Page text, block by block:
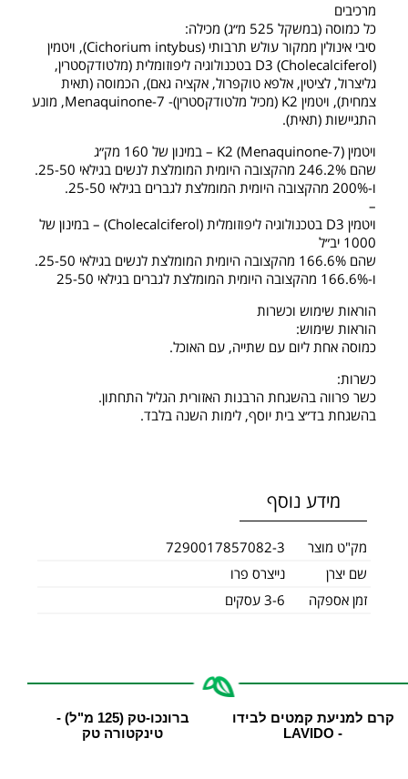
מרכיבים
כל כמוסה (במשקל 525 מ״ג) מכילה:
סיבי אינולין ממקור עולש תרבותי (Cichorium intybus), ויטמין
D3 (Cholecalciferol) בטכנולוגיה ליפוזומלית (מלטודקסטרין,
גליצרול, לציטין, אלפא טוקפרול, אקציה גאם), הכמוסה (תאית
צמחית), ויטמין K2 (מכיל מלטודקסטרין)- Menaquinone-7, מונע
התגיישות (תאית).
ויטמין K2 (Menaquinone-7) – במינון של 160 מק״ג
שהם 246.2% מהקצובה היומית המומלצת לנשים בגילאי 25-50.
ו-200% מהקצובה היומית המומלצת לגברים בגילאי 25-50.
–
ויטמין D3 בטכנולוגיה ליפוזומלית (Cholecalciferol) – במינון של
1000 יב״ל
שהם 166.6% מהקצובה היומית המומלצת לנשים בגילאי 25-50.
ו-166.6% מהקצובה היומית המומלצת לגברים בגילאי 25-50
הוראות שימוש וכשרות
הוראות שימוש:
כמוסה אחת ליום עם שתייה, עם האוכל.
כשרות:
כשר פרווה בהשגחת הרבנות האזורית הגליל התחתון.
בהשגחת בד״צ בית יוסף, לימות השנה בלבד.
מידע נוסף
מק"ט מוצר
7290017857082-3
שם יצרן
נייצרס פרו
זמן אספקה
3-6 עסקים
קרם למניעת קמטים לבידו
- LAVIDO
ברונכו-טק (125 מ"ל) -
טינקטורה טק